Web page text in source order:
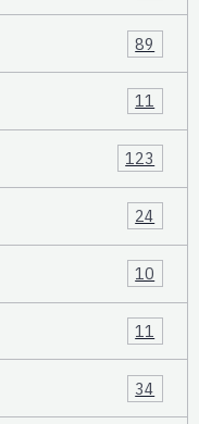
89
11
123
24
10
11
34